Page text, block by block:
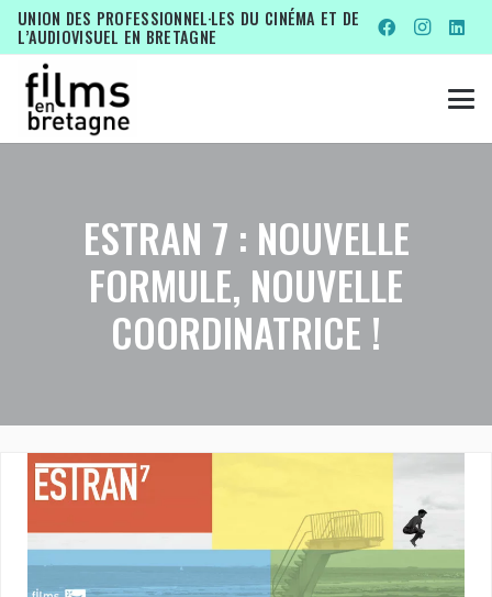
UNION DES PROFESSIONNEL·LES DU CINÉMA ET DE
L’AUDIOVISUEL EN BRETAGNE
ESTRAN 7 : NOUVELLE
FORMULE, NOUVELLE
COORDINATRICE !